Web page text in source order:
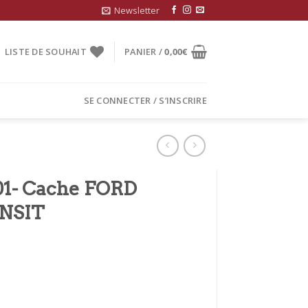
Newsletter
LISTE DE SOUHAIT PANIER /0,00€
SE CONNECTER / S’INSCRIRE
Cache FORD